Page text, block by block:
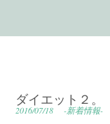
ダイエット２。
2016/07/18 -新着情報-